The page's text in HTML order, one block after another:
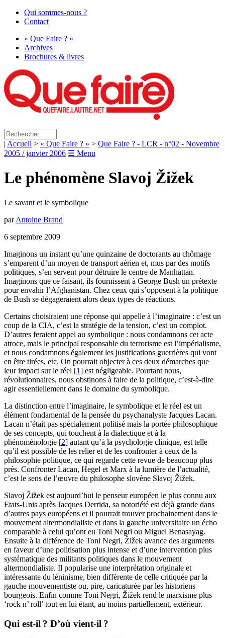
Qui sommes-nous ?
Contact
« Que Faire ? »
Archives
Brochures & livres
| Accueil > « Que Faire ? » > Que Faire ? - LCR - n°02 - Novembre
2005 / janvier 2006 ☰ Menu
Le phénomène Slavoj Žižek
Le savant et le symbolique
parAntoine Brand
6 septembre 2009
Imaginons un instant qu’une quinzaine de doctorants au chômage
s’emparent d’un moyen de transport aérien et, mus par des motifs
politiques, s’en servent pour détruire le centre de Manhattan.
Imaginons que ce faisant, ils fournissent à George Bush un prétexte
pour envahir l’Afghanistan. Chez ceux qui s’opposent à la politique
de Bush se dégageraient alors deux types de réactions.
Certains choisiraient une réponse qui appelle à l’imaginaire : c’est un
coup de la CIA, c’est la stratégie de la tension, c’est un complot.
D’autres feraient appel au symbolique : nous condamnons cet acte
atroce, mais le principal responsable du terrorisme est l’impérialisme,
et nous condamnons également les justifications guerrières qui vont
en être tirées, etc. On pourrait objecter à ces deux démarches que
leur impact sur le réel [1] est négligeable. Pourtant nous,
révolutionnaires, nous obstinons à faire de la politique, c’est-à-dire
agir essentiellement dans le domaine du symbolique.
La distinction entre l’imaginaire, le symbolique et le réel est un
élément fondamental de la pensée du psychanalyste Jacques Lacan.
Lacan n’était pas spécialement politisé mais la portée philosophique
de ses concepts, qui touchent à la dialectique et à la
phénoménologie [2] autant qu’à la psychologie clinique, est telle
qu’il est possible de les relier et de les confronter à ceux de la
philosophie politique, ce qui regarde cette revue de beaucoup plus
près. Confronter Lacan, Hegel et Marx à la lumière de l’actualité,
c’est le sens de l’œuvre du philosophe slovène Slavoj Žižek.
Slavoj Žižek est aujourd’hui le penseur européen le plus connu aux
Etats-Unis après Jacques Derrida, sa notoriété est déjà grande dans
d’autres pays européens et il pourrait trouver prochainement dans le
mouvement altermondialiste et dans la gauche universitaire un écho
comparable à celui qu’ont eu Toni Negri ou Miguel Benasayag.
Ensuite à la différence de Toni Negri, Žižek avance des arguments
en faveur d’une politisation plus intense et d’une intervention plus
systématique des militants politiques dans le mouvement
altermondialiste. Il popularise une interprétation originale et
intéressante du léninisme, bien différente de celle critiquée par la
gauche mouvementiste ou, pire, caricaturée par les historiens
bourgeois. Enfin comme Toni Negri, Žižek rend le marxisme plus
‘rock n’ roll’ tout en lui étant, au moins partiellement, extérieur.
Qui est-il ? D’où vient-il ?